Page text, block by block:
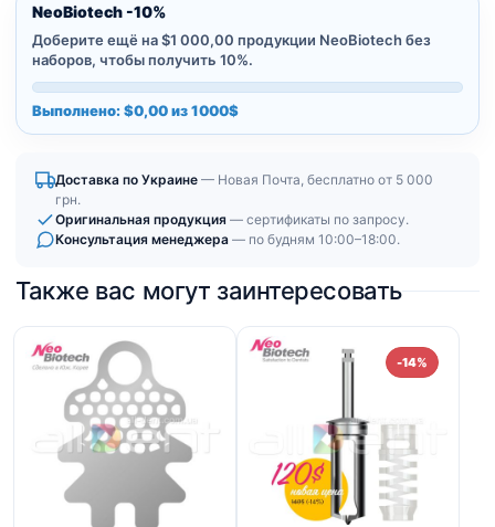
NeoBiotech -10%
Доберите ещё на $1 000,00 продукции NeoBiotech без
наборов, чтобы получить 10%.
Выполнено: $0,00 из 1000$
Доставка по Украине — Новая Почта, бесплатно от 5 000
грн.
Оригинальная продукция — сертификаты по запросу.
Консультация менеджера — по будням 10:00–18:00.
Также вас могут заинтересовать
-14%